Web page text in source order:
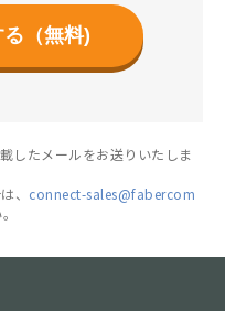
（無料)
したメールをお送りいたしま
、 connect-sales@fabercom